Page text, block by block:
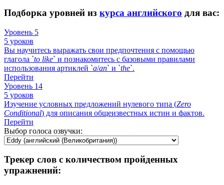
Подборка уровней из курса английского для вас:
Уровень 5
5 уроков
Вы научитесь выражать свои предпочтения с помощью
глагола `to like` и познакомитесь с базовыми правилами
использования артиклей `a/an` и `the`.
Перейти
Уровень 14
5 уроков
Изучение условных предложений нулевого типа (Zero
Conditional) для описания общеизвестных истин и фактов.
Перейти
Выбор голоса озвучки:
Трекер слов с количеством пройденных
упражнений: